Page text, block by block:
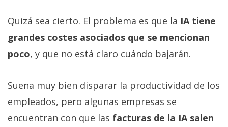
Quizá sea cierto. El problema es que la IA tiene
grandes costes asociados que se mencionan
poco, y que no está claro cuándo bajarán.
Suena muy bien disparar la productividad de los
empleados, pero algunas empresas se
encuentran con que las facturas de la IA salen